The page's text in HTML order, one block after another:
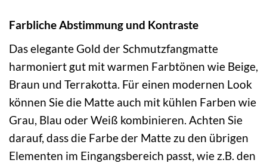
Farbliche Abstimmung und Kontraste
Das elegante Gold der Schmutzfangmatte
harmoniert gut mit warmen Farbtönen wie Beige,
Braun und Terrakotta. Für einen modernen Look
können Sie die Matte auch mit kühlen Farben wie
Grau, Blau oder Weiß kombinieren. Achten Sie
darauf, dass die Farbe der Matte zu den übrigen
Elementen im Eingangsbereich passt, wie z.B. den